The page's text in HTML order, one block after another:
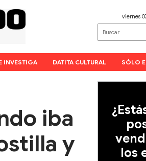
viernes
INVESTIGA DATITA CULTURAL SÓLO
iba
y
los